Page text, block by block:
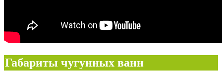
Габариты чугунных ванн